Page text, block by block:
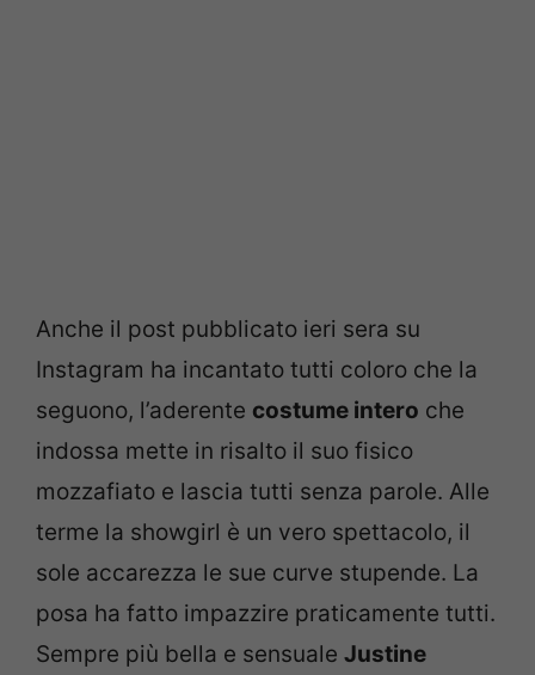
Anche il post pubblicato ieri sera su
Instagram ha incantato tutti coloro che la
seguono, l’aderente costume intero che
indossa mette in risalto il suo fisico
mozzafiato e lascia tutti senza parole. Alle
terme la showgirl è un vero spettacolo, il
sole accarezza le sue curve stupende. La
posa ha fatto impazzire praticamente tutti.
Sempre più bella e sensuale Justine